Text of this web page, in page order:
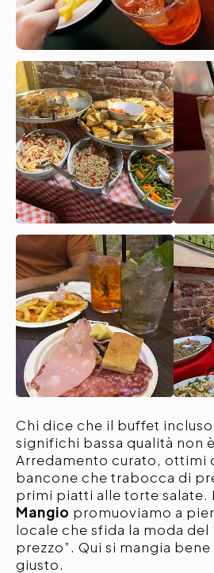
Chi dice che il buffet
significhi bassa qualità non
Arredamento curato, ottimi
bancone che trabocca di
primi piatti alle torte salate.
Mangio promuoviamo a
locale che sfida la moda del
prezzo”. Qui si mangia
giusto.